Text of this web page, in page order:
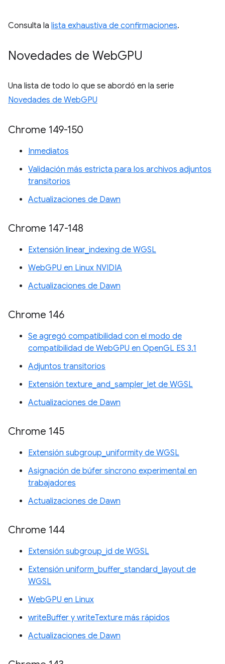
Consulta la lista exhaustiva de confirmaciones.
Novedades de WebGPU
Una lista de todo lo que se abordó en la serie
Novedades de WebGPU
Chrome 149-150
Inmediatos
Validación más estricta para los archivos adjuntos
transitorios
Actualizaciones de Dawn
Chrome 147-148
Extensión linear_indexing de WGSL
WebGPU en Linux NVIDIA
Actualizaciones de Dawn
Chrome 146
Se agregó compatibilidad con el modo de
compatibilidad de WebGPU en OpenGL ES 3.1
Adjuntos transitorios
Extensión texture_and_sampler_let de WGSL
Actualizaciones de Dawn
Chrome 145
Extensión subgroup_uniformity de WGSL
Asignación de búfer síncrono experimental en
trabajadores
Actualizaciones de Dawn
Chrome 144
Extensión subgroup_id de WGSL
Extensión uniform_buffer_standard_layout de
WGSL
WebGPU en Linux
writeBuffer y writeTexture más rápidos
Actualizaciones de Dawn